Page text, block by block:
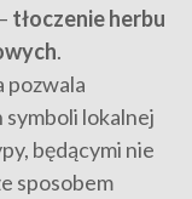
tłoczenie herbu
.
pozwala
symboli lokalnej
będącymi nie
sposobem